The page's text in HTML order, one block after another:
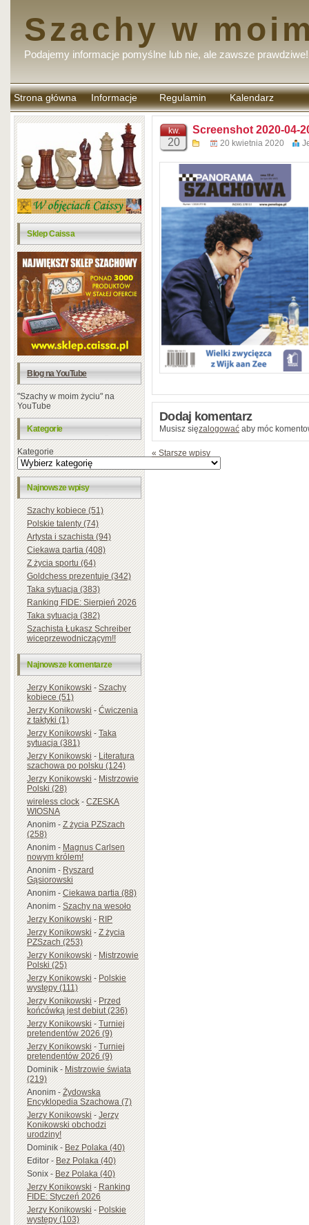
Szachy w
Podajemy informacje pomyślne lub nie, ale zawsze prawdziwe!
Strona główna Informacje Regulamin
komentarzy
Kalendarz
Sklep Caissa
Blog na YouTube
"Szachy w moim życiu" na
YouTube
Kategorie
Kategorie
Najnowsze wpisy
Szachy kobiece (51)
Polskie talenty (74)
Artysta i szachista (94)
Ciekawa partia (408)
Z życia sportu (64)
Goldchess prezentuje (342)
Taka sytuacja (383)
Ranking FIDE: Sierpień 2026
Taka sytuacja (382)
Szachista Łukasz Schreiber
wiceprzewodniczącym!!
Najnowsze komentarze
Jerzy Konikowski-Szachy
kobiece (51)
Jerzy Konikowski-Ćwiczenia
z taktyki (1)
Jerzy Konikowski-Taka
sytuacja (381)
Jerzy Konikowski-Literatura
szachowa po polsku (124)
Jerzy Konikowski-Mistrzowie
Polski (28)
wireless clock-CZESKA
WIOSNA
Anonim-Z życia PZSzach
(258)
Anonim-Magnus Carlsen
nowym królem!
Anonim-Ryszard
Gąsiorowski
Anonim-Ciekawa partia (88)
Anonim-Szachy na wesoło
Jerzy Konikowski-RIP
Jerzy Konikowski-Z życia
PZSzach (253)
Jerzy Konikowski-Mistrzowie
Polski (25)
Jerzy Konikowski-Polskie
występy (111)
Jerzy Konikowski-Przed
końcówką jest debiut (236)
Jerzy Konikowski-Turniej
pretendentów 2026 (9)
Jerzy Konikowski-Turniej
pretendentów 2026 (9)
Dominik-Mistrzowie świata
(219)
Anonim-Żydowska
Encyklopedia Szachowa (7)
Jerzy Konikowski-Jerzy
Konikowski obchodzi
urodziny!
Dominik-Bez Polaka (40)
Editor-Bez Polaka (40)
Sonix-Bez Polaka (40)
Jerzy Konikowski-Ranking
FIDE: Styczeń 2026
Jerzy Konikowski-Polskie
występy (103)
kw.
20
Screenshot 2020-04-
20 kwietnia 2020
Dodaj komentarz
Musisz sięzalogować aby móc
« Starsze wpisy